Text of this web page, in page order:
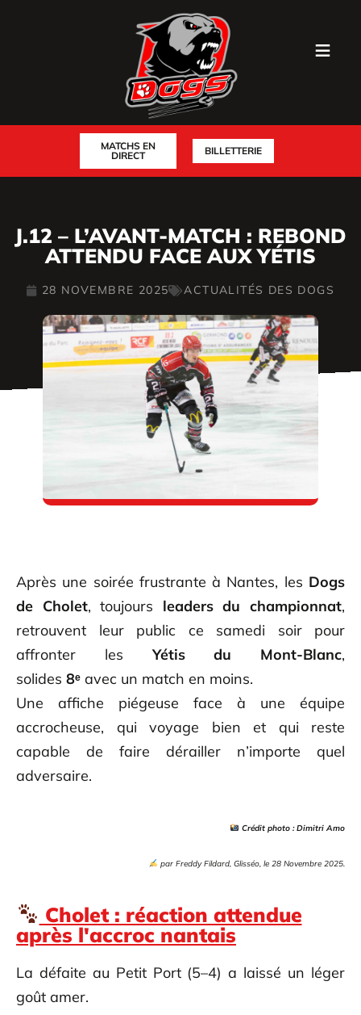
MATCHS EN
DIRECT
BILLETTERIE
J.12 – L’AVANT-MATCH : REBOND
ATTENDU FACE AUX YÉTIS
28 NOVEMBRE 2025 ACTUALITÉS DES DOGS
Après une soirée frustrante à Nantes, les Dogs
de Cholet, toujours leaders du championnat,
retrouvent leur public ce samedi soir pour
affronter lesYétis du Mont-Blanc,
solides 8ᵉ avec un match en moins.
Une affiche piégeuse face à une équipe
accrocheuse, qui voyage bien et qui reste
capable de faire dérailler n’importe quel
adversaire.
Crédit photo : Dimitri Amo
par Freddy Fildard, Glisséo, le 28 Novembre 2025.
Cholet : réaction attendue
après l'accroc nantais
La défaite au Petit Port (5–4) a laissé un léger
goût amer.